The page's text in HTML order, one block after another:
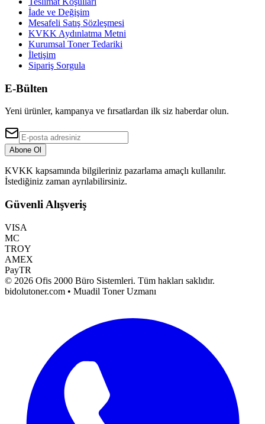
İade ve Değişim
Mesafeli Satış Sözleşmesi
KVKK Aydınlatma Metni
Kurumsal Toner Tedariki
İletişim
Sipariş Sorgula
E-Bülten
Yeni ürünler, kampanya ve fırsatlardan ilk siz haberdar olun.
Abone Ol
KVKK kapsamında bilgileriniz pazarlama amaçlı kullanılır.
İstediğiniz zaman ayrılabilirsiniz.
Güvenli Alışveriş
VISA
MC
TROY
AMEX
PayTR
© 2026 Ofis 2000 Büro Sistemleri. Tüm hakları saklıdır.
bidolutoner.com • Muadil Toner Uzmanı